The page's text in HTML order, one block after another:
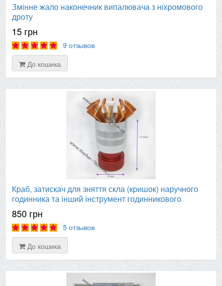
Змінне жало наконечник випалювача з ніхромового
дроту
15 грн
9 отзывов
До кошика
Краб, затискач для зняття скла (кришок) наручного
годинника та інший інструмент годинникового
майстра
850 грн
5 отзывов
До кошика